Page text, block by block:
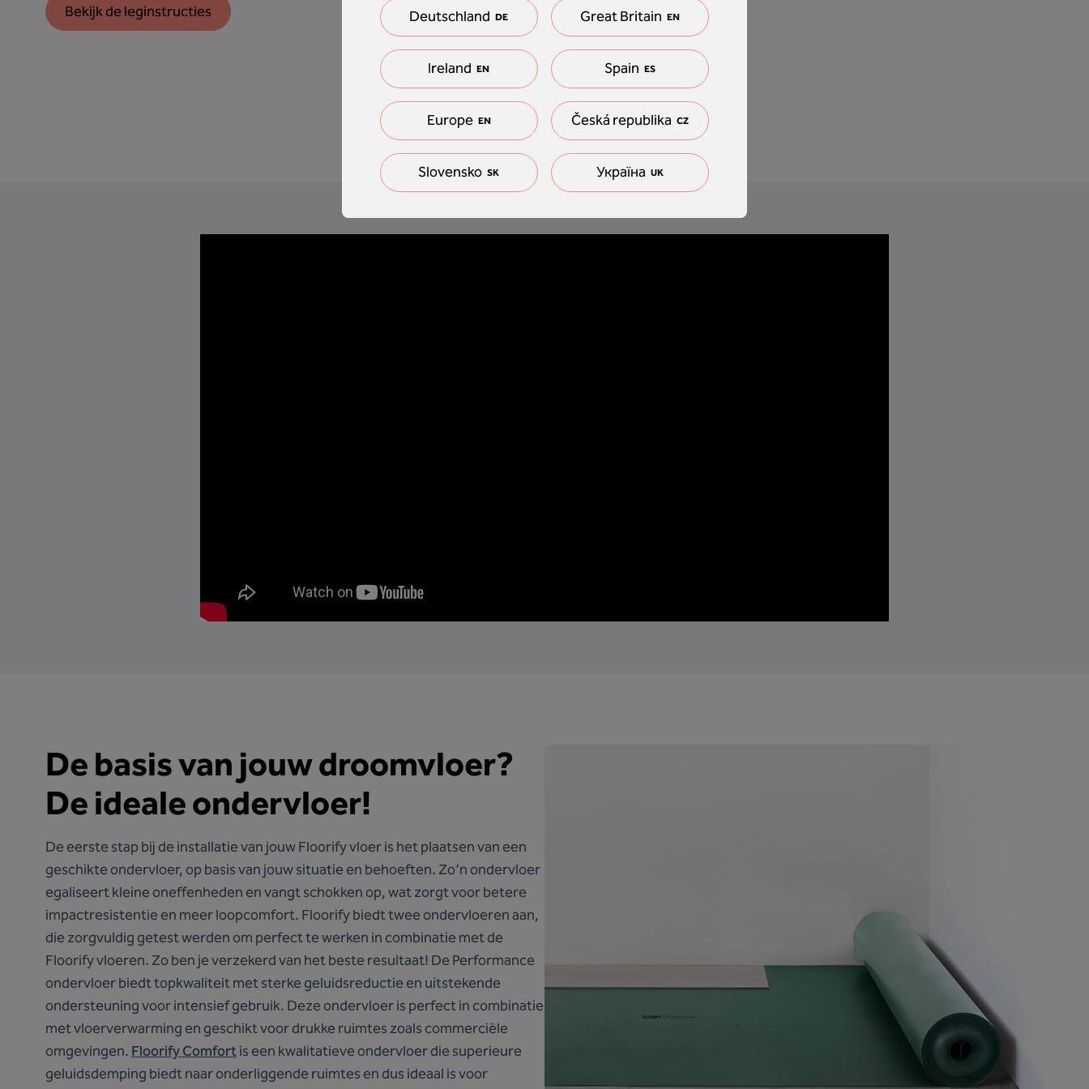
Bekijk de leginstructies
De basis van jouw droomvloer?
De ideale ondervloer!
De eerste stap bij de installatie van jouw Floorify vloer is het plaatsen van een
geschikte ondervloer, op basis van jouw situatie en behoeften. Zo’n ondervloer
egaliseert kleine oneffenheden en vangt schokken op, wat zorgt voor betere
impactresistentie en meer loopcomfort. Floorify biedt twee ondervloeren aan,
die zorgvuldig getest werden om perfect te werken in combinatie met de
Floorify vloeren. Zo ben je verzekerd van het beste resultaat! De Performance
ondervloer biedt topkwaliteit met sterke geluidsreductie en uitstekende
ondersteuning voor intensief gebruik. Deze ondervloer is perfect in combinatie
met vloerverwarming en geschikt voor drukke ruimtes zoals commerciële
omgevingen. Floorify Comfortis een kwalitatieve ondervloer die superieure
geluidsdemping biedt naar onderliggende ruimtes en dus ideaal is voor
Deutschland DE Great Britain EN
Ireland EN Spain ES
Europe EN Česká republika CZ
Slovensko SK Україна UK